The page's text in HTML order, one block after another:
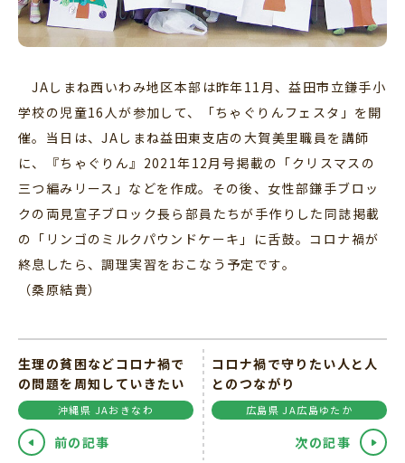
JAしまね西いわみ地区本部は昨年11月、益田市立鎌手小
学校の児童16人が参加して、「ちゃぐりんフェスタ」を開
催。当日は、JAしまね益田東支店の大賀美里職員を講師
に、『ちゃぐりん』2021年12月号掲載の「クリスマスの
三つ編みリース」などを作成。その後、女性部鎌手ブロッ
クの両見宣子ブロック長ら部員たちが手作りした同誌掲載
の「リンゴのミルクパウンドケーキ」に舌鼓。コロナ禍が
終息したら、調理実習をおこなう予定です。
（桑原結貴）
生理の貧困などコロナ禍で
の問題を周知していきたい
沖縄県 JAおきなわ
前の記事
コロナ禍で守りたい人と人
とのつながり
広島県 JA広島ゆたか
次の記事